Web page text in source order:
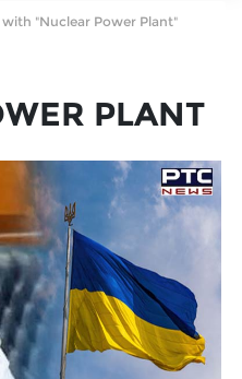
"Nuclear Power Plant"
PLANT